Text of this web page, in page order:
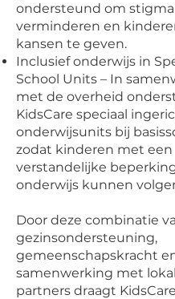
ondersteund om
verminderen en
kansen te geven.
Inclusief onderwijs in
School Units – In
met de overheid
KidsCare speciaal
onderwijsunits bij
zodat kinderen met een
verstandelijke
onderwijs kunnen
Door deze combinatie
gezinsondersteuning,
gemeenschapskracht
samenwerking met
partners draagt